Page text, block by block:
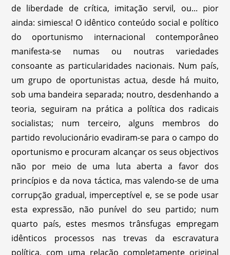
de liberdade de crítica, imitação servil, ou... pior
ainda: simiesca! O idêntico conteúdo social e político
do oportunismo internacional contemporâneo
manifesta-se numas ou noutras variedades
consoante as particularidades nacionais. Num país,
um grupo de oportunistas actua, desde há muito,
sob uma bandeira separada; noutro, desdenhando a
teoria, seguiram na prática a política dos radicais
socialistas; num terceiro, alguns membros do
partido revolucionário evadiram-se para o campo do
oportunismo e procuram alcançar os seus objectivos
não por meio de uma luta aberta a favor dos
princípios e da nova táctica, mas valendo-se de uma
corrupção gradual, imperceptível e, se se pode usar
esta expressão, não punível do seu partido; num
quarto país, estes mesmos trânsfugas empregam
idênticos processos nas trevas da escravatura
política, com uma relação completamente original